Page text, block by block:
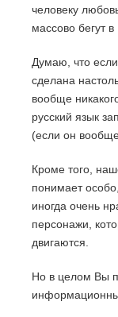
человеку
массово бегут
Думаю, что
сделана
вообще
русский язык
(если он
Кроме того,
понимает
иногда очень
персонажи,
двигаются.
Но в целом Вы